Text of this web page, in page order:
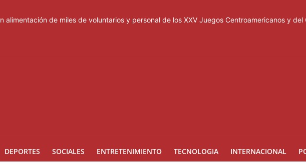
alimentación de miles de voluntarios y personal de los XXV Juegos Centroamericanos y
DEPORTES SOCIALES ENTRETENIMIENTO TECNOLOGIA INTERNACIONAL